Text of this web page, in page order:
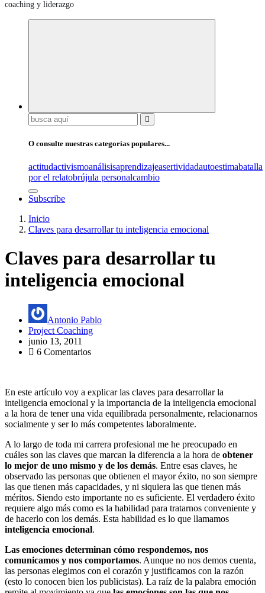
coaching y liderazgo
Buscar:
O consulte nuestras categorías populares...
actitudactivismoanálisisaprendizajeasertividadautoestimabatalla
por el relatobrújula personalcambio
Subscribe
Inicio
Claves para desarrollar tu inteligencia emocional
Claves para desarrollar tu
inteligencia emocional
Antonio Pablo
Project Coaching
junio 13, 2011
6 Comentarios
En este artículo voy a explicar las claves para desarrollar la
inteligencia emocional y la importancia de la inteligencia emocional
a la hora de tener una vida equilibrada personalmente, relacionarnos
socialmente y ser lo más competentes laboralmente.
A lo largo de toda mi carrera profesional me he preocupado en
cuáles son las claves que marcan la diferencia a la hora de obtener
lo mejor de uno mismo y de los demás. Entre esas claves, he
observado las personas que obtienen el mayor éxito, no son siempre
las que tienen más capacidades, y ni siquiera las que tienen más
méritos. Siendo esto importante no es suficiente. El verdadero éxito
requiere algo más como es la habilidad para tratarnos conveniente y
de hacerlo con los demás. Esta habilidad es lo que llamamos
inteligencia emocional.
Las emociones determinan cómo respondemos, nos
comunicamos y nos comportamos. Aunque no nos demos cuenta,
las personas elegimos con el corazón y justificamos con la razón
(esto lo conocen bien los publicistas). La raíz de la palabra emoción